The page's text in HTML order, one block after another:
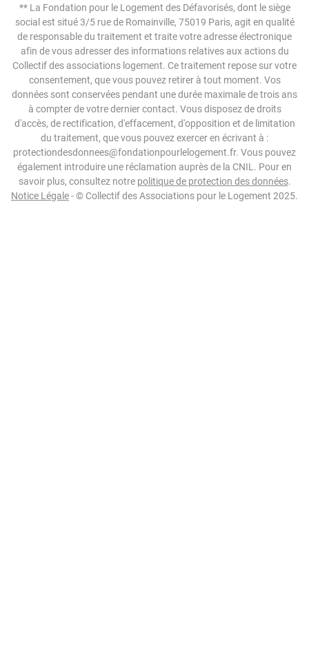
** La Fondation pour le Logement des Défavorisés, dont le siège
social est situé 3/5 rue de Romainville, 75019 Paris, agit en qualité
de responsable du traitement et traite votre adresse électronique
afin de vous adresser des informations relatives aux actions du
Collectif des associations logement. Ce traitement repose sur votre
consentement, que vous pouvez retirer à tout moment. Vos
données sont conservées pendant une durée maximale de trois ans
à compter de votre dernier contact. Vous disposez de droits
d'accès, de rectification, d'effacement, d'opposition et de limitation
du traitement, que vous pouvez exercer en écrivant à :
protectiondesdonnees@fondationpourlelogement.fr. Vous pouvez
également introduire une réclamation auprès de la CNIL. Pour en
savoir plus, consultez notre politique de protection des données.
Notice Légale- © Collectif des Associations pour le Logement 2025.